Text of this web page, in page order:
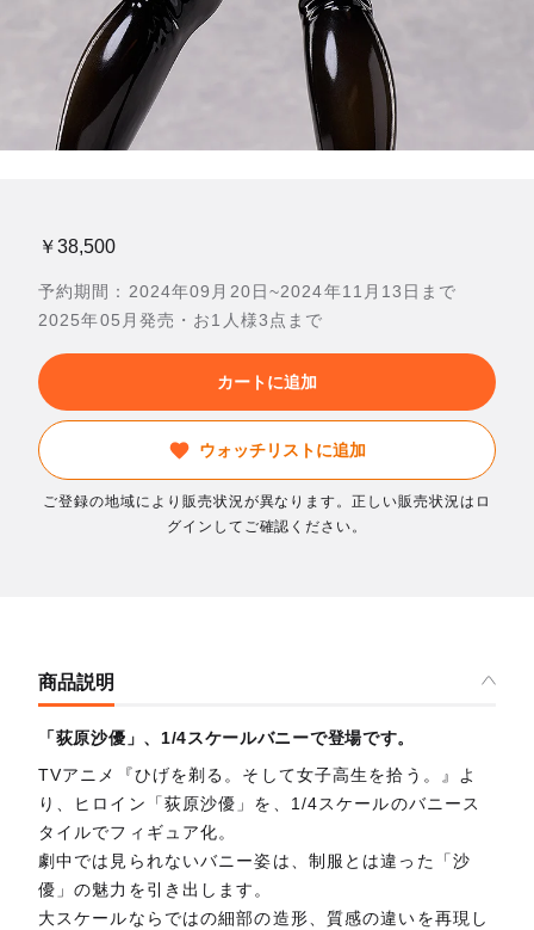
￥38,500
予約期間：2024年09月20日~2024年11月13日まで
2025年05月発売・お1人様3点まで
カートに追加
ウォッチリストに追加
ご登録の地域により販売状況が異なります。正しい販売状況はロ
グインしてご確認ください。
商品説明
「荻原沙優」、1/4スケールバニーで登場です。
TVアニメ『ひげを剃る。そして女子高生を拾う。』よ
り、ヒロイン「荻原沙優」を、1/4スケールのバニース
タイルでフィギュア化。
劇中では見られないバニー姿は、制服とは違った「沙
優」の魅力を引き出します。
大スケールならではの細部の造形、質感の違いを再現し